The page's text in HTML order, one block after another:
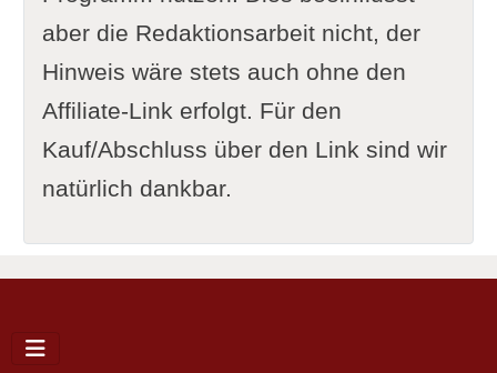
aber die Redaktionsarbeit nicht, der
Hinweis wäre stets auch ohne den
Affiliate-Link erfolgt. Für den
Kauf/Abschluss über den Link sind wir
natürlich dankbar.